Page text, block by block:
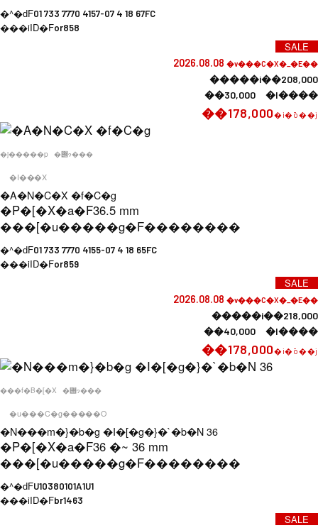
�^�ԁF01 733 7770 4157-07 4 18 67FC
���iID�For858
SALE
2026.08.08 �v���C�X�_�E��
�����i��208,000
��30,000 �l����
��178,000�i�ō��j
�j�����p �݌ɂ���
�I���X
�A�N�C�X �f�C�g
�P�[�X�a�F36.5 mm
���[�u�����g�F��������
�^�ԁF01 733 7770 4155-07 4 18 65FC
���iID�For859
SALE
2026.08.08 �v���C�X�_�E��
�����i��218,000
��40,000 �l����
��178,000�i�ō��j
���f�B�[�X �݌ɂ���
�u���C�g�����O
�N���m�}�b�g �I�[�g�}�`�b�N 36
�P�[�X�a�F36 �~ 36 mm
���[�u�����g�F��������
�^�ԁFU10380101A1U1
���iID�Fbr1463
SALE